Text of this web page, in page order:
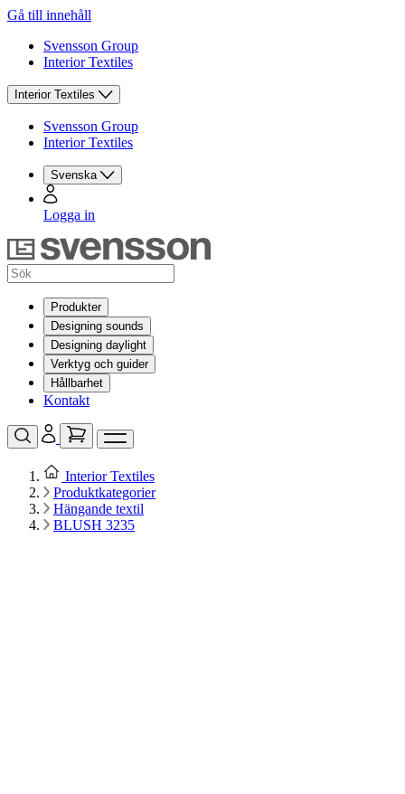
Gå till innehåll
Svensson Group
Interior Textiles
Interior Textiles
Svensson Group
Interior Textiles
Svenska
Logga in
Produkter
Designing sounds
Designing daylight
Verktyg och guider
Hållbarhet
Kontakt
Interior Textiles
Produktkategorier
Hängande textil
BLUSH 3235